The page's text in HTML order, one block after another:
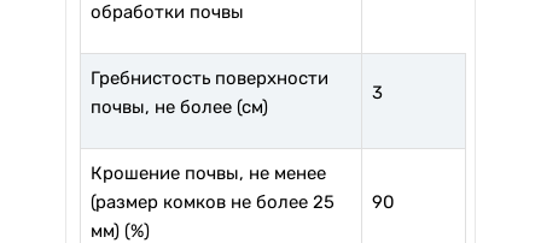
обработки почвы
Гребнистость поверхности
почвы, не более (см)
3
Крошение почвы, не менее
(размер комков не более 25
мм) (%)
90